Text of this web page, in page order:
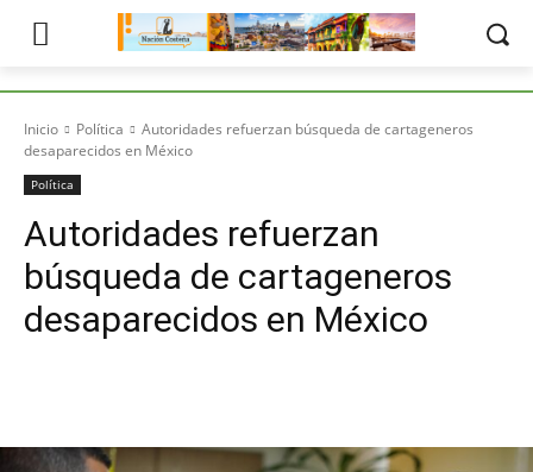
Inicio Política
Autoridades refuerzan búsqueda de cartageneros
desaparecidos en México
Política
Autoridades refuerzan
búsqueda de cartageneros
desaparecidos en México